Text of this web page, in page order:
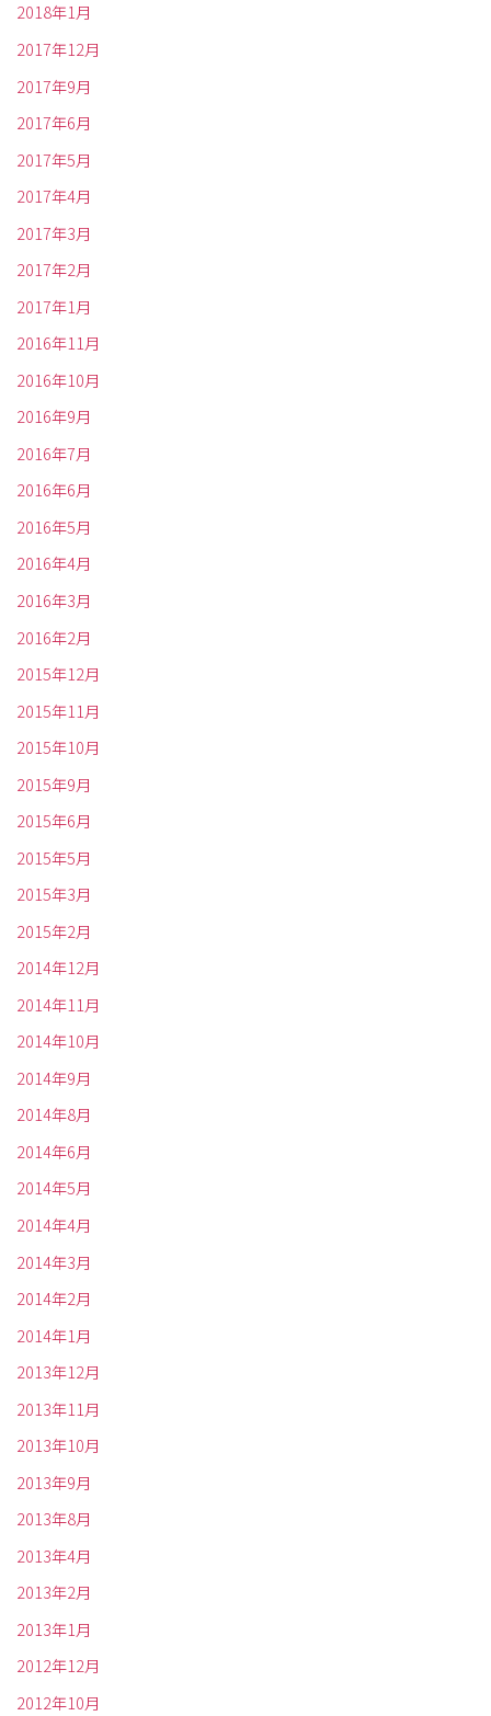
2018年1月
2017年12月
2017年9月
2017年6月
2017年5月
2017年4月
2017年3月
2017年2月
2017年1月
2016年11月
2016年10月
2016年9月
2016年7月
2016年6月
2016年5月
2016年4月
2016年3月
2016年2月
2015年12月
2015年11月
2015年10月
2015年9月
2015年6月
2015年5月
2015年3月
2015年2月
2014年12月
2014年11月
2014年10月
2014年9月
2014年8月
2014年6月
2014年5月
2014年4月
2014年3月
2014年2月
2014年1月
2013年12月
2013年11月
2013年10月
2013年9月
2013年8月
2013年4月
2013年2月
2013年1月
2012年12月
2012年10月